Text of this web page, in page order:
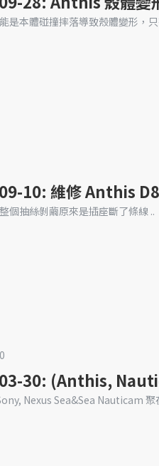
是本體碰撞摔落導致殼體變形，
10: 維修 Anthis
個抽絲剝繭原來是插座斷了條線 ..
30: (Anthis,
Nexus Sea&Sea Nauticam 聚